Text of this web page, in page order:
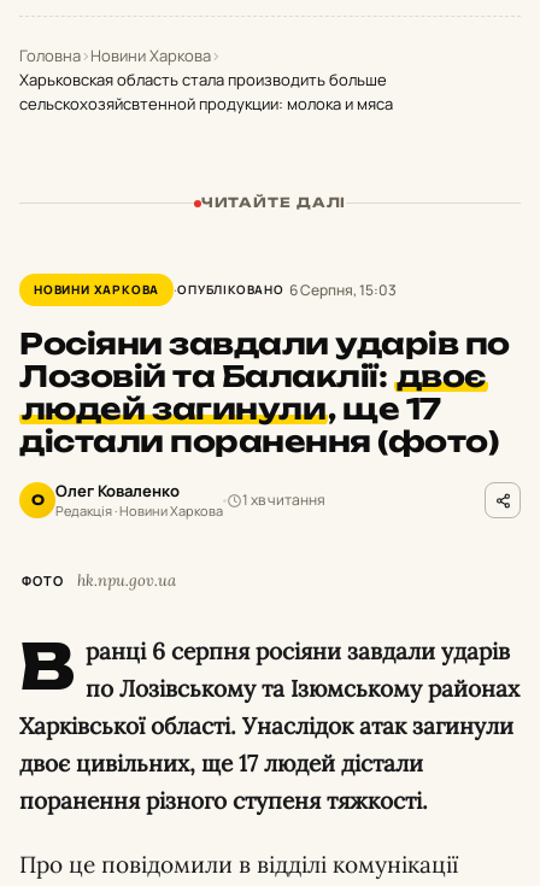
Головна›Новини Харкова›
Харьковская область стала производить больше
сельскохозяйсвтенной продукции: молока и мяса
ЧИТАЙТЕ ДАЛІ
НОВИНИ ХАРКОВА ОПУБЛІКОВАНО 6 Серпня, 15:03
Росіяни завдали ударів по
Лозовій та Балаклії: двоє
людей загинули,ще 17
дістали поранення (фото)
О Олег Коваленко
Редакція · Новини Харкова
1 хв читання
ФОТО hk.npu.gov.ua
В ранці 6 серпня росіяни завдали ударів
по Лозівському та Ізюмському районах
Харківської області. Унаслідок атак загинули
двоє цивільних, ще 17 людей дістали
поранення різного ступеня тяжкості.
Про це повідомили в відділі комунікації